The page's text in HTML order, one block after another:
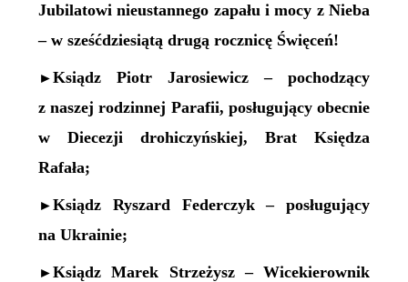
Jubilatowinieustannego zapału i mocy z Nieba
– w sześćdziesiątą drugą rocznicę Święceń!
►Ksiądz Piotr Jarosiewicz – pochodzący
z naszej rodzinnej Parafii, posługujący obecnie
w Diecezji drohiczyńskiej, Brat Księdza
Rafała;
►Ksiądz Ryszard Federczyk – posługujący
na Ukrainie;
►Ksiądz Marek Strzeżysz – Wicekierownik